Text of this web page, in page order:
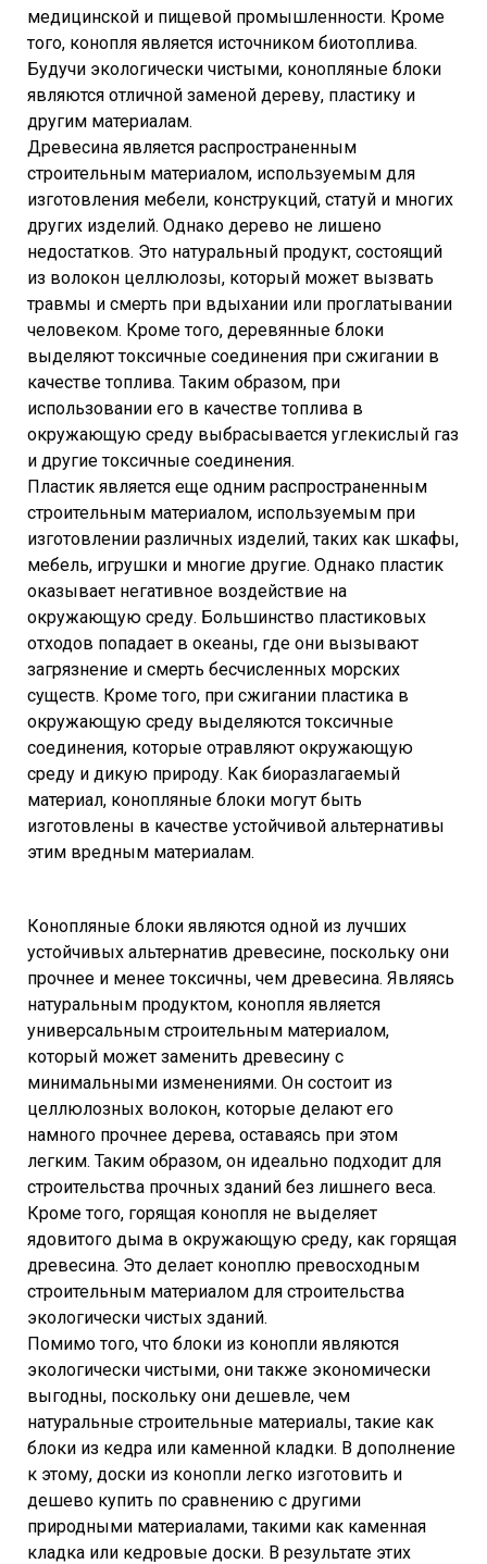
медицинской и пищевой промышленности. Кроме
того, конопля является источником биотоплива.
Будучи экологически чистыми, конопляные блоки
являются отличной заменой дереву, пластику и
другим материалам.
Древесина является распространенным
строительным материалом, используемым для
изготовления мебели, конструкций, статуй и многих
других изделий. Однако дерево не лишено
недостатков. Это натуральный продукт, состоящий
из волокон целлюлозы, который может вызвать
травмы и смерть при вдыхании или проглатывании
человеком. Кроме того, деревянные блоки
выделяют токсичные соединения при сжигании в
качестве топлива. Таким образом, при
использовании его в качестве топлива в
окружающую среду выбрасывается углекислый газ
и другие токсичные соединения.
Пластик является еще одним распространенным
строительным материалом, используемым при
изготовлении различных изделий, таких как шкафы,
мебель, игрушки и многие другие. Однако пластик
оказывает негативное воздействие на
окружающую среду. Большинство пластиковых
отходов попадает в океаны, где они вызывают
загрязнение и смерть бесчисленных морских
существ. Кроме того, при сжигании пластика в
окружающую среду выделяются токсичные
соединения, которые отравляют окружающую
среду и дикую природу. Как биоразлагаемый
материал, конопляные блоки могут быть
изготовлены в качестве устойчивой альтернативы
этим вредным материалам.
Конопляные блоки являются одной из лучших
устойчивых альтернатив древесине, поскольку они
прочнее и менее токсичны, чем древесина. Являясь
натуральным продуктом, конопля является
универсальным строительным материалом,
который может заменить древесину с
минимальными изменениями. Он состоит из
целлюлозных волокон, которые делают его
намного прочнее дерева, оставаясь при этом
легким. Таким образом, он идеально подходит для
строительства прочных зданий без лишнего веса.
Кроме того, горящая конопля не выделяет
ядовитого дыма в окружающую среду, как горящая
древесина. Это делает коноплю превосходным
строительным материалом для строительства
экологически чистых зданий.
Помимо того, что блоки из конопли являются
экологически чистыми, они также экономически
выгодны, поскольку они дешевле, чем
натуральные строительные материалы, такие как
блоки из кедра или каменной кладки. В дополнение
к этому, доски из конопли легко изготовить и
дешево купить по сравнению с другими
природными материалами, такими как каменная
кладка или кедровые доски. В результате этих